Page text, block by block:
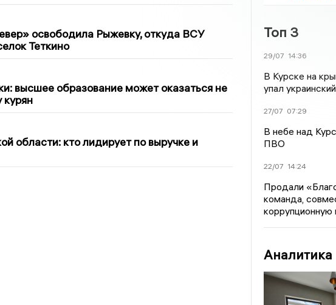
освободила Рыжевку, откуда ВСУ
Теткино
высшее образование может оказаться не
области: кто лидирует по выручке и
Топ 3
29/07 14:36
В Курске на
упал
27/07 07:29
В небе над
ПВО
22/07 14:24
Продали
команда,
коррупционную
Аналитика